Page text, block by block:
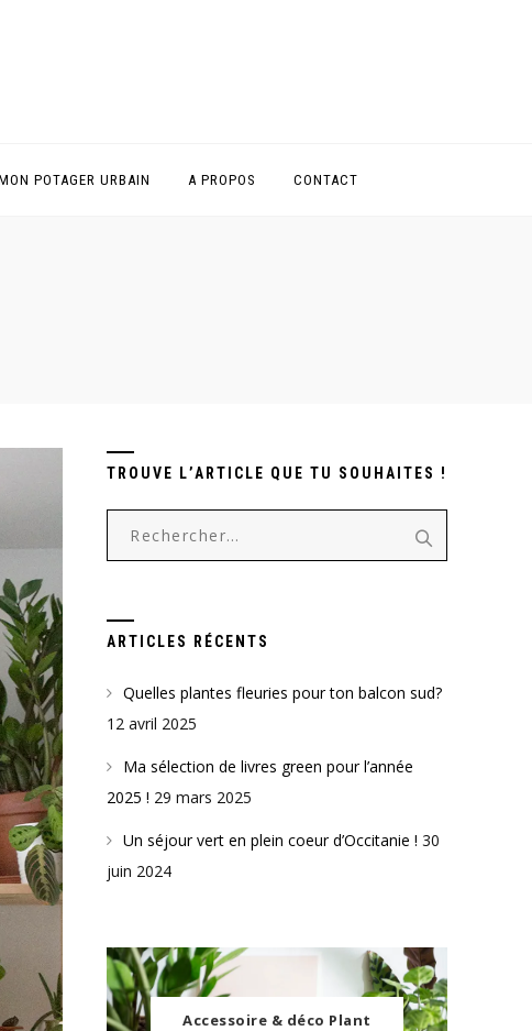
POTAGER URBAIN A PROPOS CONTACT
TROUVE L’ARTICLE QUE TU SOUHAITES !
Rechercher :
ARTICLES RÉCENTS
Quelles plantes fleuries pour ton balcon sud?
12 avril 2025
Ma sélection de livres green pour l’année
2025 ! 29 mars 2025
Un séjour vert en plein coeur d’Occitanie ! 30
juin 2024
Accessoire & déco Plant